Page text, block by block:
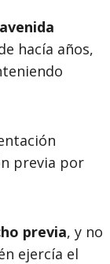
avenida
hacía años,
previa por
previa, y no
ejercía el